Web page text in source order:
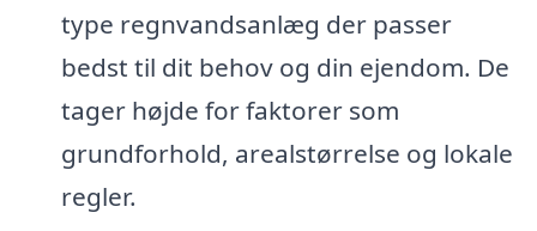
type regnvandsanlæg der passer
bedst til dit behov og din ejendom. De
tager højde for faktorer som
grundforhold, arealstørrelse og lokale
regler.